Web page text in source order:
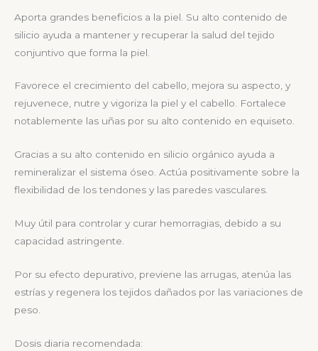
Aporta grandes beneficios a la piel. Su alto contenido de
silicio ayuda a mantener y recuperar la salud del tejido
conjuntivo que forma la piel.
Favorece el crecimiento del cabello, mejora su aspecto, y
rejuvenece, nutre y vigoriza la piel y el cabello. Fortalece
notablemente las uñas por su alto contenido en equiseto.
Gracias a su alto contenido en silicio orgánico ayuda a
remineralizar el sistema óseo. Actúa positivamente sobre la
flexibilidad de los tendones y las paredes vasculares.
Muy útil para controlar y curar hemorragias, debido a su
capacidad astringente.
Por su efecto depurativo, previene las arrugas, atenúa las
estrías y regenera los tejidos dañados por las variaciones de
peso.
Dosis diaria recomendada: